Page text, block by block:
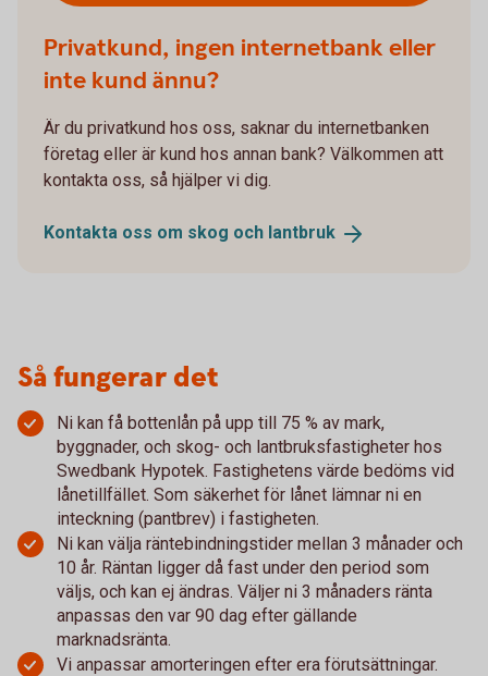
Privatkund, ingen internetbank eller
inte kund ännu?
Är du privatkund hos oss, saknar du internetbanken
företag eller är kund hos annan bank? Välkommen att
kontakta oss, så hjälper vi dig.
Kontakta oss om skog och lantbruk
Så fungerar det
Ni kan få bottenlån på upp till 75 % av mark,
byggnader, och skog- och lantbruksfastigheter hos
Swedbank Hypotek. Fastighetens värde bedöms vid
lånetillfället. Som säkerhet för lånet lämnar ni en
inteckning (pantbrev) i fastigheten.
Ni kan välja räntebindningstider mellan 3 månader och
10 år. Räntan ligger då fast under den period som
väljs, och kan ej ändras. Väljer ni 3 månaders ränta
anpassas den var 90 dag efter gällande
marknadsränta.
Vi anpassar amorteringen efter era förutsättningar.